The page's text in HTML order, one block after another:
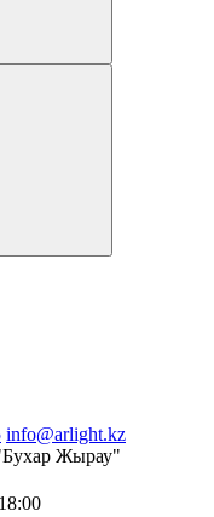
info@arlight.kz
Жырау"